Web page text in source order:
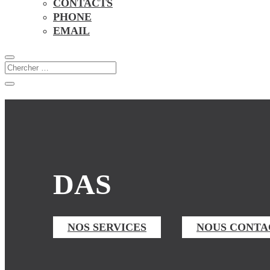
CONTACTS
PHONE
EMAIL
DAS
NOS SERVICES NOUS